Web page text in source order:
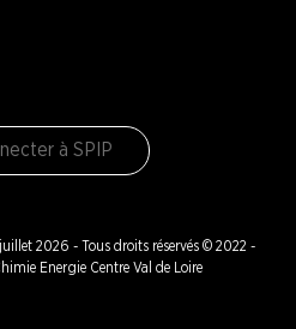
à SPIP
2026 - Tous droits réservés © 2022 -
Energie Centre Val de Loire